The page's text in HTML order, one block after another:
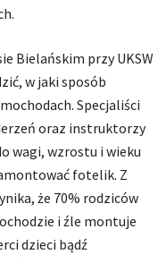
Bielańskim przy UKSW
w jaki sposób
Specjaliści
oraz instruktorzy
wagi, wzrostu i wieku
fotelik. Z
że 70% rodziców
i źle montuje
dzieci bądź